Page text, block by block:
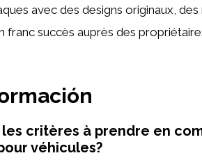
avec des designs originaux,
franc succès auprès des
les critères à prendre en
véhicules?